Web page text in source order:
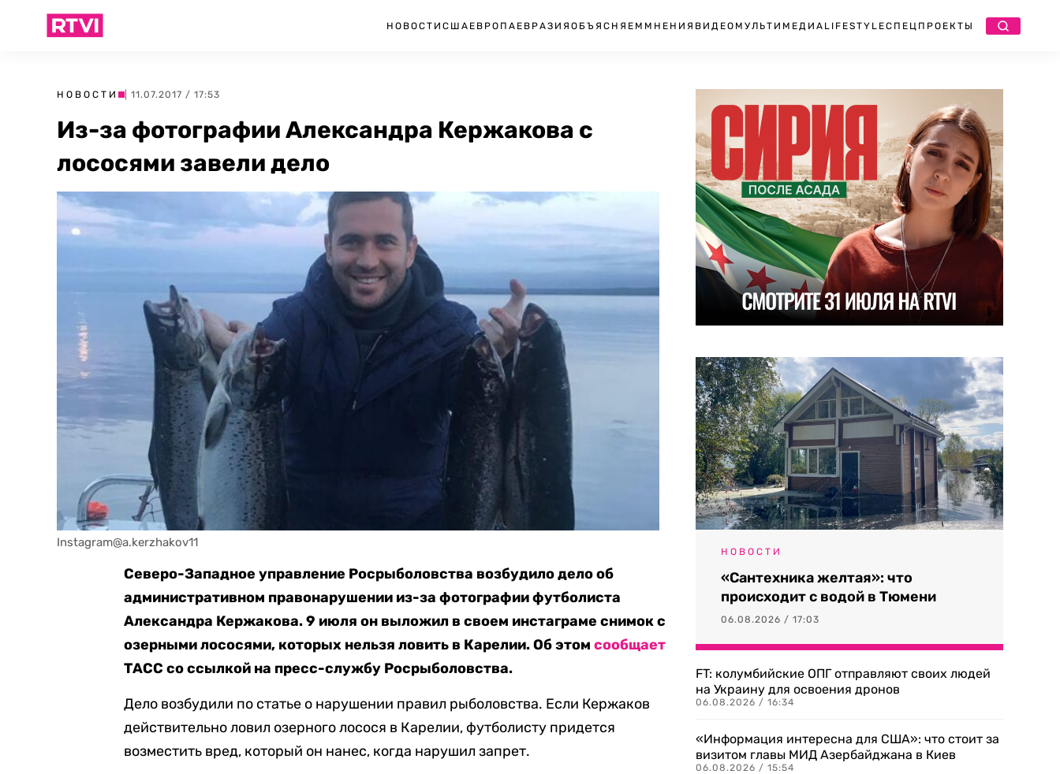
НОВОСТИ США ЕВРОПА ЕВРАЗИЯ ОБЪЯСНЯЕМ МНЕНИЯ ВИДЕО МУЛЬТИМЕДИА LIFESTYLEСПЕЦПРОЕКТЫ
НОВОСТИ | 11.07.2017 / 17:53
Из-за фотографии Александра Кержакова с
лососями завели дело
Instagram@a.kerzhakov11
Северо-Западное управление Росрыболовства возбудило дело об
административном правонарушении из-за фотографии футболиста
Александра Кержакова. 9 июля он выложил в своем инстаграме снимок с
озерными лососями, которых нельзя ловить в Карелии. Об этомсообщает
ТАСС со ссылкой на пресс-службу Росрыболовства.
Дело возбудили по статье о нарушении правил рыболовства. Если Кержаков
действительно ловил озерного лосося в Карелии, футболисту придется
возместить вред, который он нанес, когда нарушил запрет.
НОВОСТИ
«Сантехника желтая»: что
происходит с водой в Тюмени
06.08.2026 / 17:03
FT: колумбийские ОПГ отправляют своих людей
на Украину для освоения дронов
06.08.2026 / 16:34
«Информация интересна для США»: что стоит за
визитом главы МИД Азербайджана в Киев
06.08.2026 / 15:54